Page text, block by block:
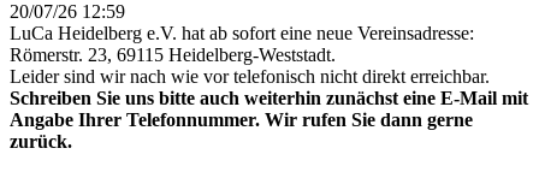
20/07/26 12:59
LuCa Heidelberg e.V. hat ab sofort eine neue Vereinsadresse:
Römerstr. 23, 69115 Heidelberg-Weststadt.
Leider sind wir nach wie vor telefonisch nicht direkt erreichbar.
Schreiben Sie uns bitte auch weiterhin zunächst eine E-Mail mit
Angabe Ihrer Telefonnummer. Wir rufen Sie dann gerne
zurück.